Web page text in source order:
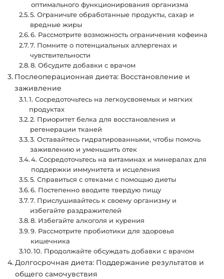
оптимального функционирования организма
5. Ограничьте обработанные продукты, сахар и
вредные жиры
6. Рассмотрите возможность ограничения кофеина
7. Помните о потенциальных аллергенах и
чувствительности
8. Обсудите добавки с врачом
Послеоперационная диета: Восстановление и
заживление
1. Сосредоточьтесь на легкоусвояемых и мягких
продуктах
2. Приоритет белка для восстановления и
регенерации тканей
3. Оставайтесь гидратированными, чтобы помочь
заживлению и уменьшить отек
4. Сосредоточьтесь на витаминах и минералах для
поддержки иммунитета и исцеления
5. Справиться с отеками с помощью диеты
6. Постепенно вводите твердую пищу
7. Прислушивайтесь к своему организму и
избегайте раздражителей
8. Избегайте алкоголя и курения
9. Рассмотрите пробиотики для здоровья
кишечника
10. Продолжайте обсуждать добавки с врачом
Долгосрочная диета: Поддержание результатов и
общего самочувствия